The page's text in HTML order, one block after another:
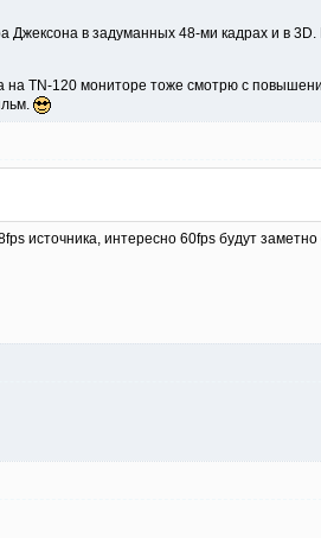
Джексона в задуманных 48-ми кадрах и в
на TN-120 мониторе тоже смотрю с
источника, интересно 60fps будут